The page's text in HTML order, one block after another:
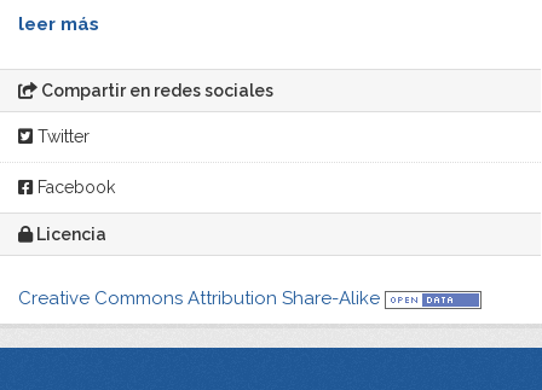
leer más
Compartir en redes sociales
Twitter
Facebook
Licencia
Creative Commons Attribution Share-Alike